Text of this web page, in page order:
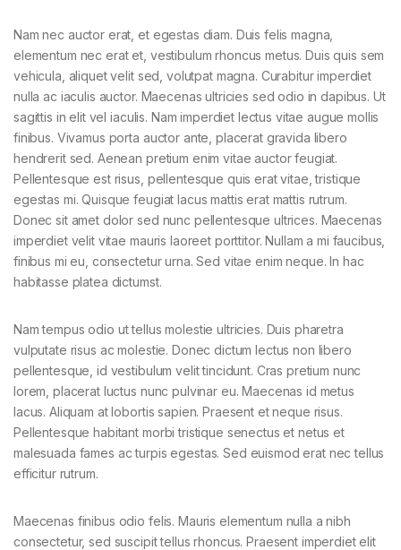
Nam nec auctor erat, et egestas diam. Duis felis magna,
elementum nec erat et, vestibulum rhoncus metus. Duis quis sem
vehicula, aliquet velit sed, volutpat magna. Curabitur imperdiet
nulla ac iaculis auctor. Maecenas ultricies sed odio in dapibus. Ut
sagittis in elit vel iaculis. Nam imperdiet lectus vitae augue mollis
finibus. Vivamus porta auctor ante, placerat gravida libero
hendrerit sed. Aenean pretium enim vitae auctor feugiat.
Pellentesque est risus, pellentesque quis erat vitae, tristique
egestas mi. Quisque feugiat lacus mattis erat mattis rutrum.
Donec sit amet dolor sed nunc pellentesque ultrices. Maecenas
imperdiet velit vitae mauris laoreet porttitor. Nullam a mi faucibus,
finibus mi eu, consectetur urna. Sed vitae enim neque. In hac
habitasse platea dictumst.
Nam tempus odio ut tellus molestie ultricies. Duis pharetra
vulputate risus ac molestie. Donec dictum lectus non libero
pellentesque, id vestibulum velit tincidunt. Cras pretium nunc
lorem, placerat luctus nunc pulvinar eu. Maecenas id metus
lacus. Aliquam at lobortis sapien. Praesent et neque risus.
Pellentesque habitant morbi tristique senectus et netus et
malesuada fames ac turpis egestas. Sed euismod erat nec tellus
efficitur rutrum.
Maecenas finibus odio felis. Mauris elementum nulla a nibh
consectetur, sed suscipit tellus rhoncus. Praesent imperdiet elit